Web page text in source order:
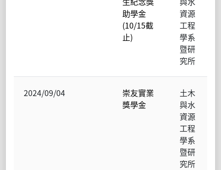
助學金
(10/15截
止)
資源
工程
學系
暨研
究所
2024/09/04
崇友實業
獎學金
土木
與水
資源
工程
學系
暨研
究所